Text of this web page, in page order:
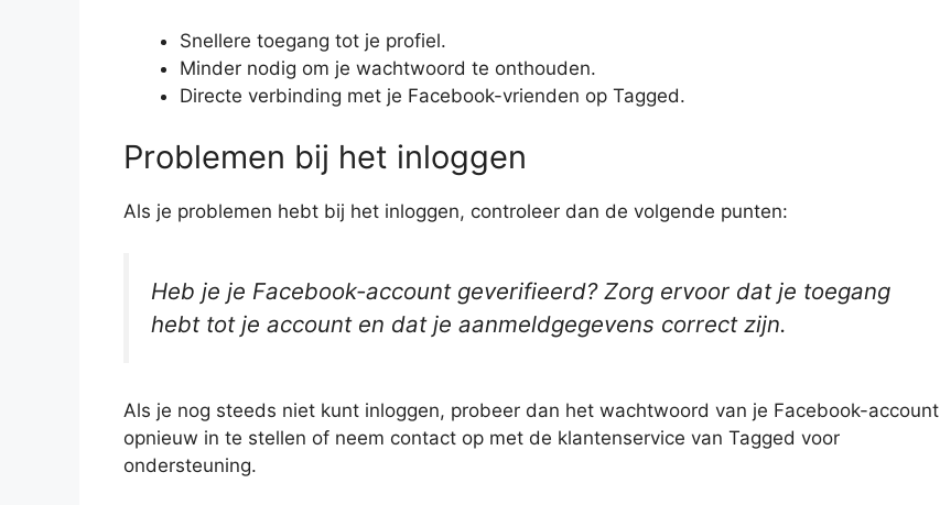
Snellere toegang tot je profiel.
Minder nodig om je wachtwoord te onthouden.
Directe verbinding met je Facebook-vrienden op Tagged.
Problemen bij het inloggen
Als je problemen hebt bij het inloggen, controleer dan de volgende punten:
Heb je je Facebook-account geverifieerd? Zorg ervoor dat je toegang
hebt tot je account en dat je aanmeldgegevens correct zijn.
Als je nog steeds niet kunt inloggen, probeer dan het wachtwoord van je Facebook-account
opnieuw in te stellen of neem contact op met de klantenservice van Tagged voor
ondersteuning.